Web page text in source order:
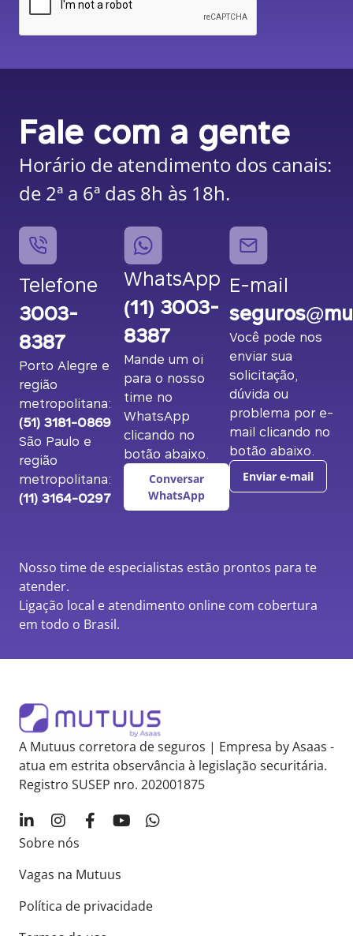
Fale com a gente
Horário de atendimento dos canais:
de 2ª a 6ª das 8h às 18h.
Telefone
3003-
8387
Porto Alegre e
região
metropolitana:
(51) 3181-0869
São Paulo e
região
metropolitana:
(11) 3164-0297
WhatsApp
(11) 3003-
8387
Mande um oi
para o nosso
time no
WhatsApp
clicando no
botão abaixo.
Conversar
WhatsApp
E-mail
Você pode nos
enviar sua
solicitação,
dúvida ou
problema por e-
mail clicando no
botão abaixo.
Enviar e-mail
Nosso time de especialistas estão prontos para te
atender.
Ligação local e atendimento online com cobertura
em todo o Brasil.
A Mutuus corretora de seguros | Empresa by Asaas -
atua em estrita observância à legislação securitária.
Registro SUSEP nro. 202001875
Sobre nós
Vagas na Mutuus
Política de privacidade